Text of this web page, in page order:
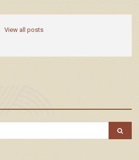
View all posts